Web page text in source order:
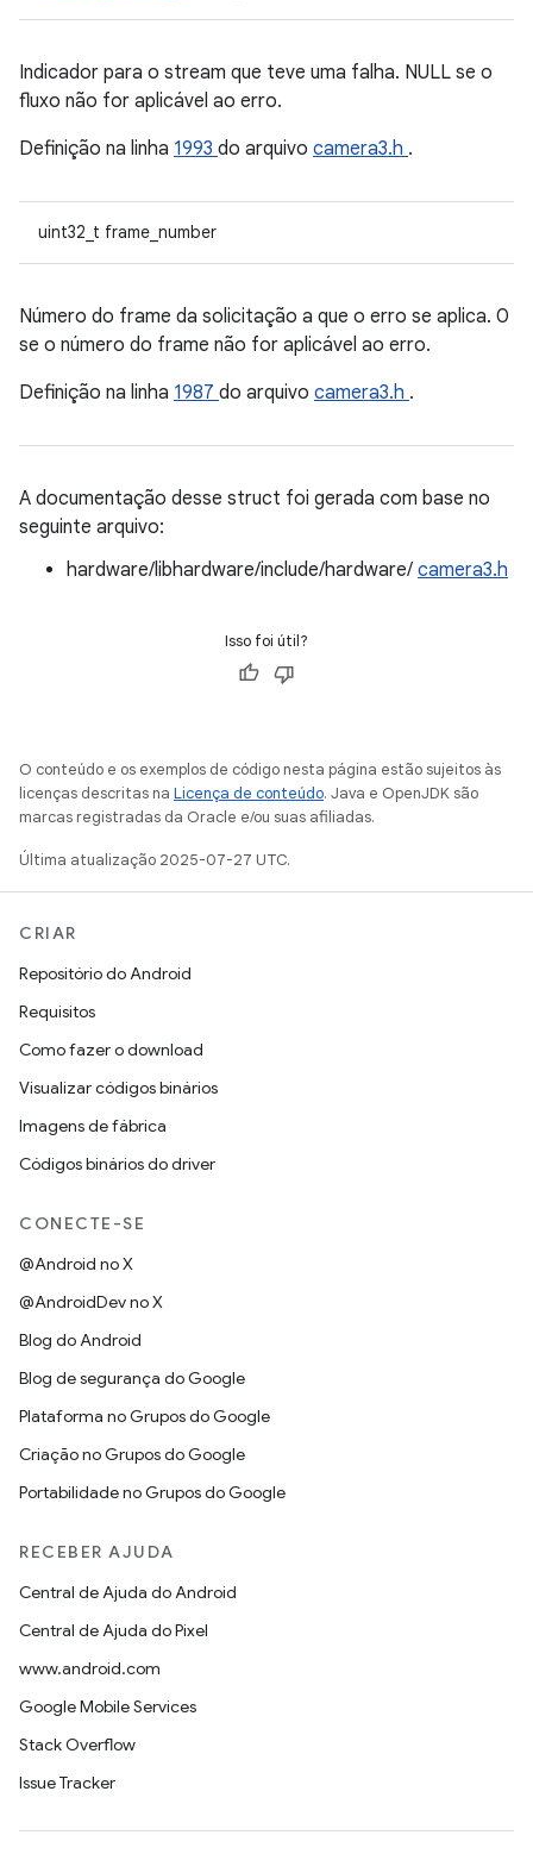
Indicador para o stream que teve uma falha. NULL se o
fluxo não for aplicável ao erro.
Definição na linha 1993 do arquivo camera3.h .
uint32_t frame_number
Número do frame da solicitação a que o erro se aplica. 0
se o número do frame não for aplicável ao erro.
Definição na linha 1987 do arquivo camera3.h .
A documentação desse struct foi gerada com base no
seguinte arquivo:
hardware/libhardware/include/hardware/ camera3.h
Isso foi útil?
O conteúdo e os exemplos de código nesta página estão sujeitos às
licenças descritas na Licença de conteúdo. Java e OpenJDK são
marcas registradas da Oracle e/ou suas afiliadas.
Última atualização 2025-07-27 UTC.
CRIAR
Repositório do Android
Requisitos
Como fazer o download
Visualizar códigos binários
Imagens de fábrica
Códigos binários do driver
CONECTE-SE
@Android no X
@AndroidDev no X
Blog do Android
Blog de segurança do Google
Plataforma no Grupos do Google
Criação no Grupos do Google
Portabilidade no Grupos do Google
RECEBER AJUDA
Central de Ajuda do Android
Central de Ajuda do Pixel
www.android.com
Google Mobile Services
Stack Overflow
Issue Tracker